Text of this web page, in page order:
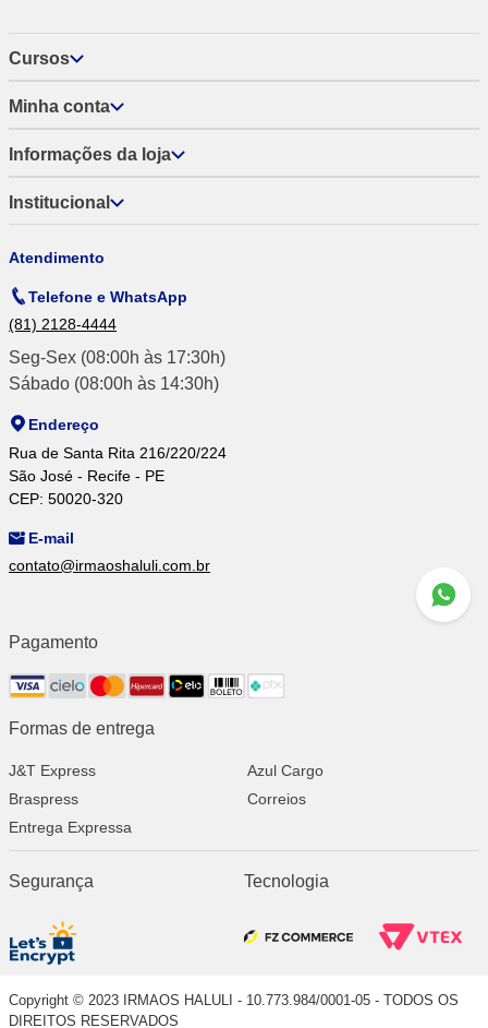
Cursos
Minha conta
Informações da loja
Institucional
Atendimento
Telefone e WhatsApp
(81) 2128-4444
Seg-Sex (08:00h às 17:30h)
Sábado (08:00h às 14:30h)
Endereço
Rua de Santa Rita 216/220/224
São José - Recife - PE
CEP: 50020-320
E-mail
contato@irmaoshaluli.com.br
Pagamento
Formas de entrega
J&T Express
Azul Cargo
Braspress
Correios
Entrega Expressa
Segurança Tecnologia
Copyright © 2023 IRMAOS HALULI - 10.773.984/0001-05 - TODOS OS
DIREITOS RESERVADOS